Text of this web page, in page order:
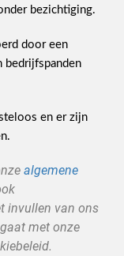
bezichtiging.
door een
bedrijfspanden
en er zijn
algemene
invullen van ons
met onze